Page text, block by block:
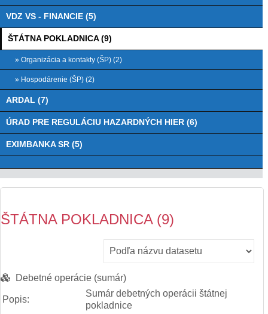
VDZ VS - FINANCIE (5)
ŠTÁTNA POKLADNICA (9)
» Organizácia a kontakty (ŠP) (2)
» Hospodárenie (ŠP) (2)
ARDAL (7)
ÚRAD PRE REGULÁCIU HAZARDNÝCH HIER (6)
EXIMBANKA SR (5)
ŠTÁTNA POKLADNICA (9)
Debetné operácie (sumár)
Popis:
Sumár debetných operácii štátnej
pokladnice